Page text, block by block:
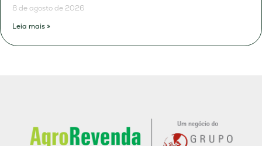
8 de agosto de 2026
Leia mais »